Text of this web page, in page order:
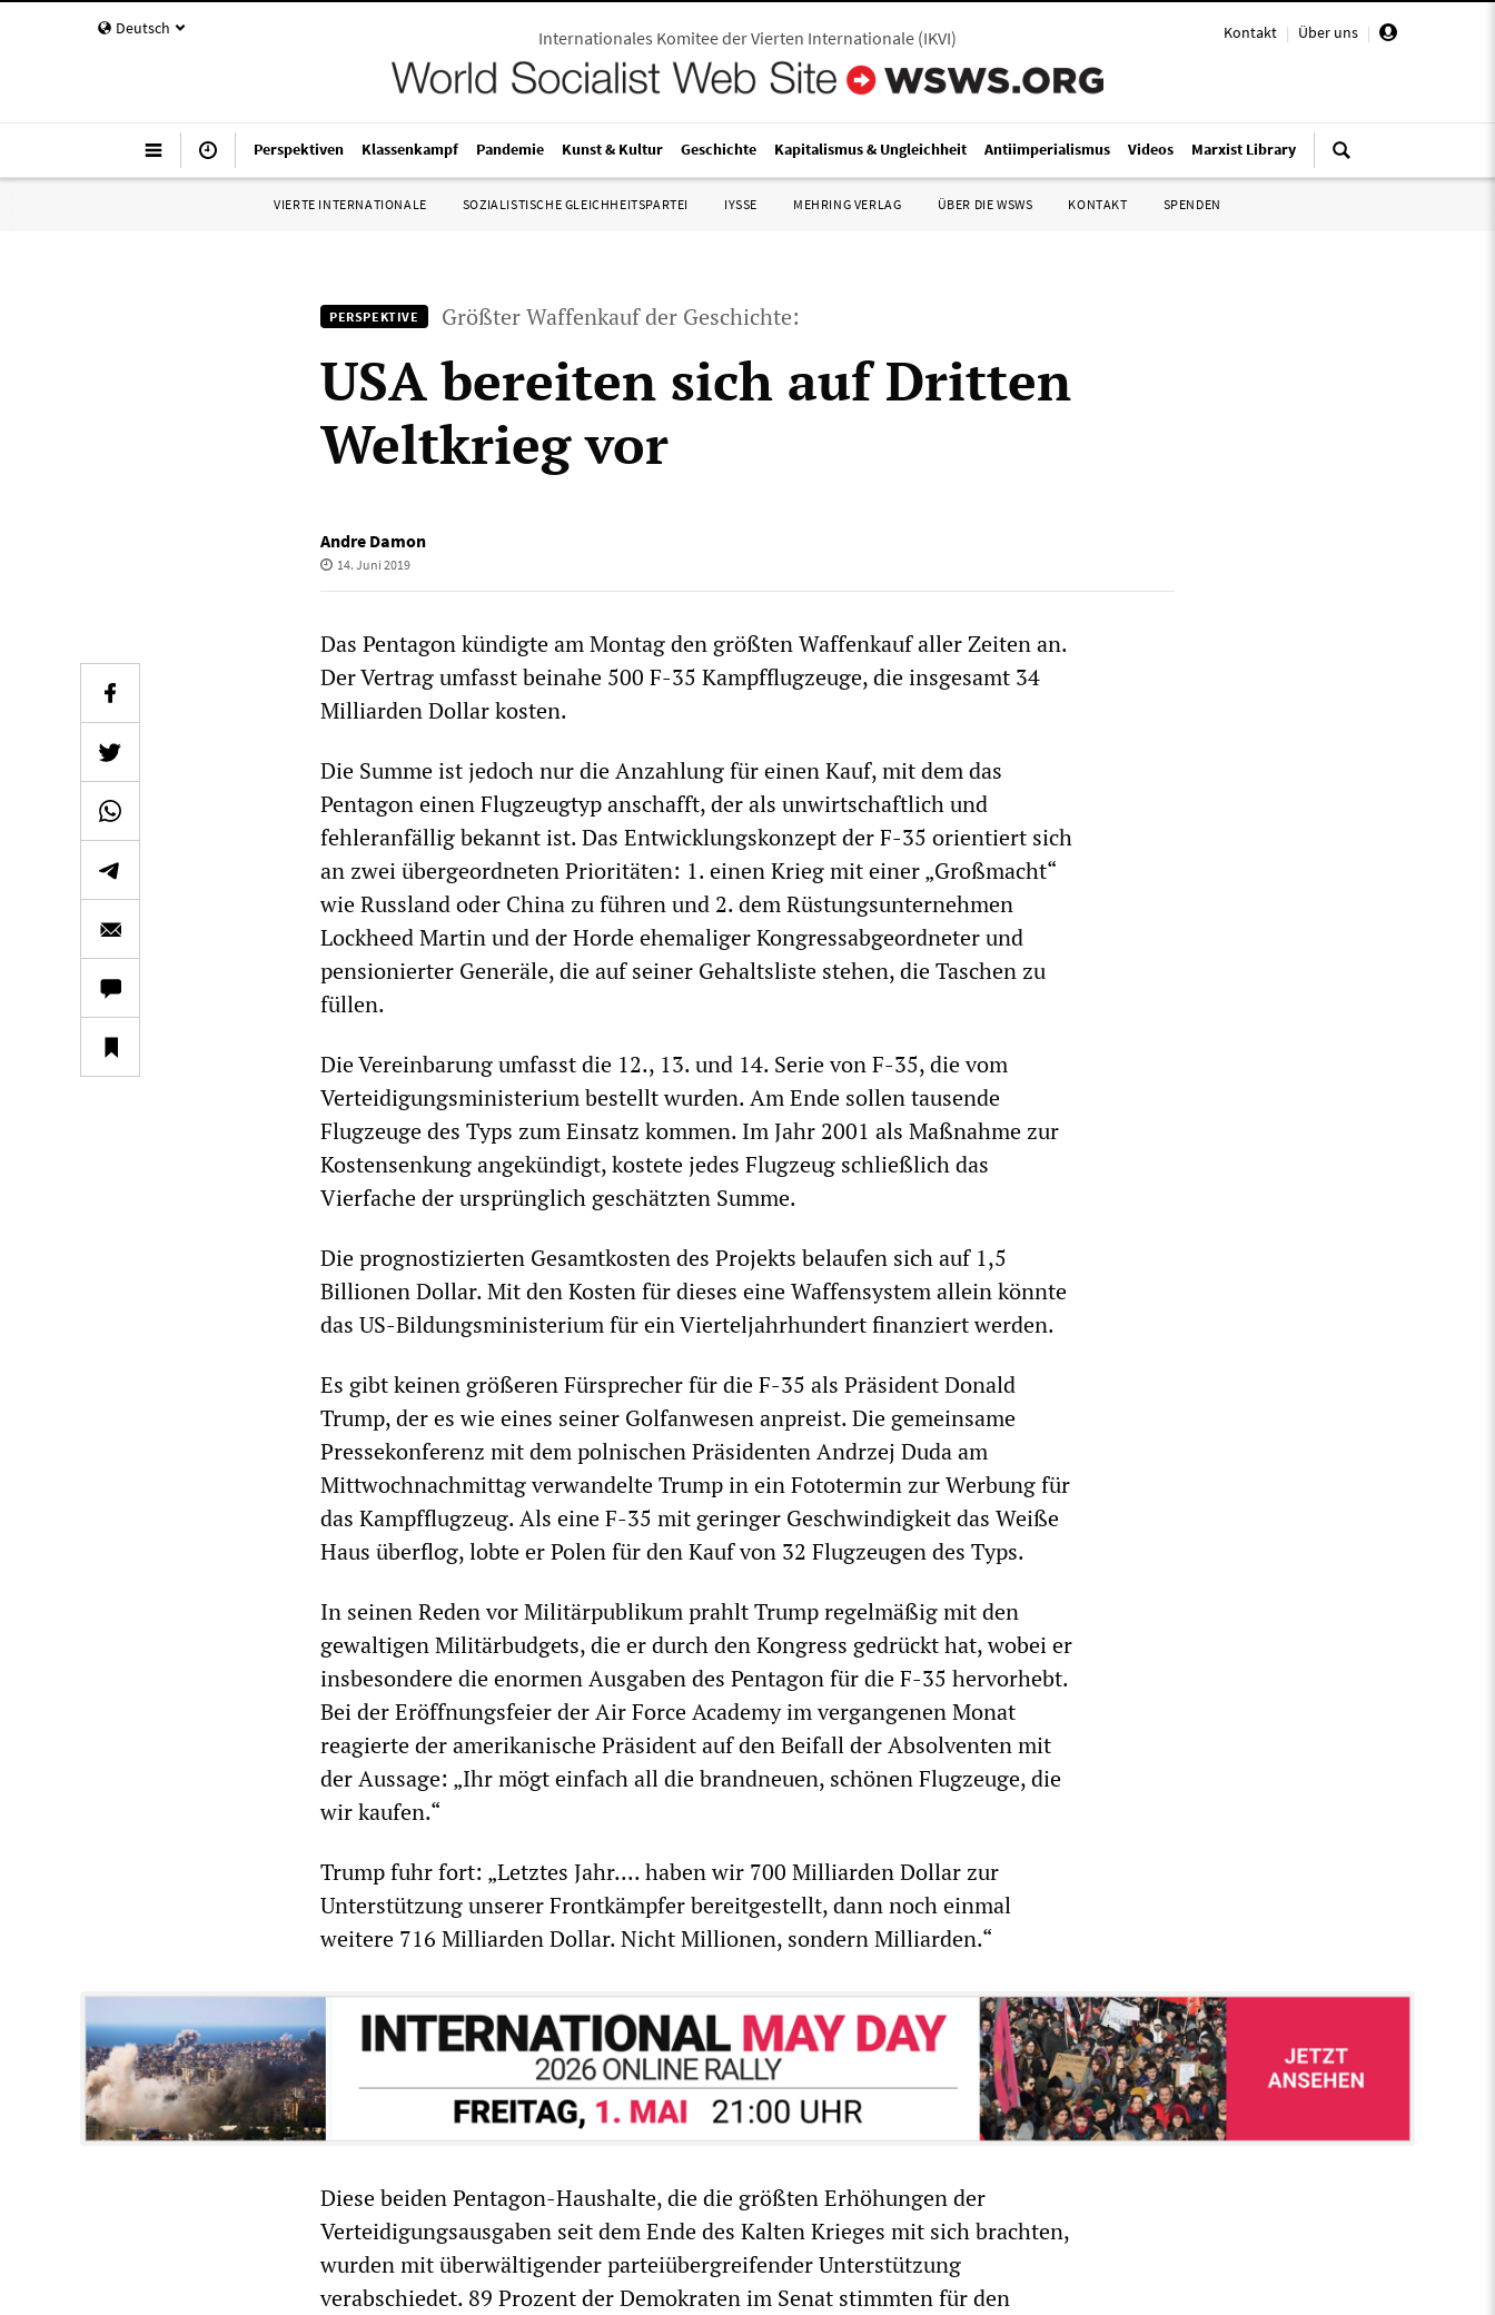
Deutsch Kontakt | Über uns |
Internationales Komitee der Vierten Internationale (IKVI)
Perspektiven Klassenkampf Pandemie Kunst & Kultur Geschichte Kapitalismus & Ungleichheit Antiimperialismus Videos Marxist Library
VIERTE INTERNATIONALE SOZIALISTISCHE GLEICHHEITSPARTEI IYSSE MEHRING VERLAG ÜBER DIE WSWS KONTAKT SPENDEN
PERSPEKTIVE Größter Waffenkauf der Geschichte:
USA bereiten sich auf Dritten
Weltkrieg vor
Andre Damon
14. Juni 2019
Das Pentagon kündigte am Montag den größten Waffenkauf aller Zeiten an.
Der Vertrag umfasst beinahe 500 F-35 Kampfflugzeuge, die insgesamt 34
Milliarden Dollar kosten.
Die Summe ist jedoch nur die Anzahlung für einen Kauf, mit dem das
Pentagon einen Flugzeugtyp anschafft, der als unwirtschaftlich und
fehleranfällig bekannt ist. Das Entwicklungskonzept der F-35 orientiert sich
an zwei übergeordneten Prioritäten: 1. einen Krieg mit einer „Großmacht“
wie Russland oder China zu führen und 2. dem Rüstungsunternehmen
Lockheed Martin und der Horde ehemaliger Kongressabgeordneter und
pensionierter Generäle, die auf seiner Gehaltsliste stehen, die Taschen zu
füllen.
Die Vereinbarung umfasst die 12., 13. und 14. Serie von F-35, die vom
Verteidigungsministerium bestellt wurden. Am Ende sollen tausende
Flugzeuge des Typs zum Einsatz kommen. Im Jahr 2001 als Maßnahme zur
Kostensenkung angekündigt, kostete jedes Flugzeug schließlich das
Vierfache der ursprünglich geschätzten Summe.
Die prognostizierten Gesamtkosten des Projekts belaufen sich auf 1,5
Billionen Dollar. Mit den Kosten für dieses eine Waffensystem allein könnte
das US-Bildungsministerium für ein Vierteljahrhundert finanziert werden.
Es gibt keinen größeren Fürsprecher für die F-35 als Präsident Donald
Trump, der es wie eines seiner Golfanwesen anpreist. Die gemeinsame
Pressekonferenz mit dem polnischen Präsidenten Andrzej Duda am
Mittwochnachmittag verwandelte Trump in ein Fototermin zur Werbung für
das Kampfflugzeug. Als eine F-35 mit geringer Geschwindigkeit das Weiße
Haus überflog, lobte er Polen für den Kauf von 32 Flugzeugen des Typs.
In seinen Reden vor Militärpublikum prahlt Trump regelmäßig mit den
gewaltigen Militärbudgets, die er durch den Kongress gedrückt hat, wobei er
insbesondere die enormen Ausgaben des Pentagon für die F-35 hervorhebt.
Bei der Eröffnungsfeier der Air Force Academy im vergangenen Monat
reagierte der amerikanische Präsident auf den Beifall der Absolventen mit
der Aussage: „Ihr mögt einfach all die brandneuen, schönen Flugzeuge, die
wir kaufen.“
Trump fuhr fort: „Letztes Jahr.... haben wir 700 Milliarden Dollar zur
Unterstützung unserer Frontkämpfer bereitgestellt, dann noch einmal
weitere 716 Milliarden Dollar. Nicht Millionen, sondern Milliarden.“
Diese beiden Pentagon-Haushalte, die die größten Erhöhungen der
Verteidigungsausgaben seit dem Ende des Kalten Krieges mit sich brachten,
wurden mit überwältigender parteiübergreifender Unterstützung
verabschiedet. 89 Prozent der Demokraten im Senat stimmten für den